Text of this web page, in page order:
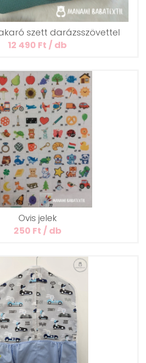
szett darázsszövettel
12 490 Ft / db
Ovis jelek
250 Ft / db